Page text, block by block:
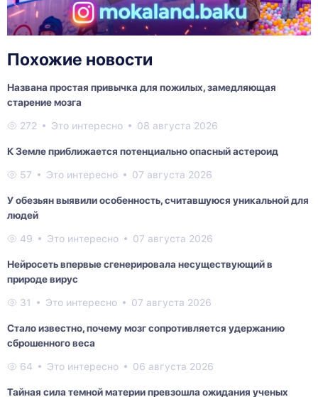
Похожие новости
Названа простая привычка для пожилых, замедляющая
старение мозга
272 Это интересно 08 августа 2026
К Земле приближается потенциально опасный астероид
57 Это интересно 07 августа 2026
У обезьян выявили особенность, считавшуюся уникальной для
людей
49 Это интересно 07 августа 2026
Нейросеть впервые сгенерировала несуществующий в
природе вирус
31 Это интересно 07 августа 2026
Стало известно, почему мозг сопротивляется удержанию
сброшенного веса
64 Это интересно 06 августа 2026
Тайная сила темной материи превзошла ожидания ученых